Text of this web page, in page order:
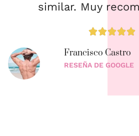
similar. Muy

Francisco Castro
RESEÑA DE GOOGLE